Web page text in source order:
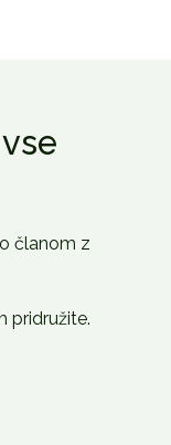
članom z
pridružite.